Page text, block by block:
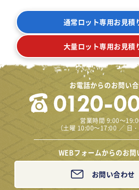
通常ロット専用お見積
大量ロット専用お見積
お電話からのお問い
営業時間 9:00～
（土曜 10:00～17:00 ／ 日・
WEBフォームからのお問
お問い合わせ